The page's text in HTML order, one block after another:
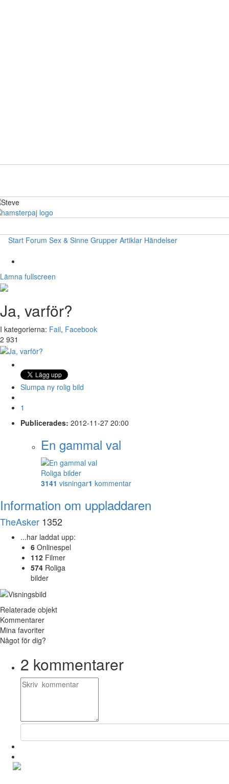
Start Forum Sex & Sinne Grupper Artiklar Händelser
Lämna fullscreen
Ja, varför?
I kategorierna: Fail, Facebook
2 931
Slumpa ny rolig bild
1
Publicerades: 2012-11-27 20:00
En gammal val
Roliga bilder
3141 visningar1 kommentar
Information om uppladdaren
TheAsker 1352
...har laddat upp:
6 Onlinespel
112 Filmer
574 Roliga
bilder
Relaterade objekt
Kommentarer
Mina favoriter
Något för dig?
2 kommentarer